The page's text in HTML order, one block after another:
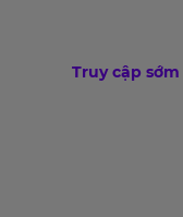
Truy cập sớm